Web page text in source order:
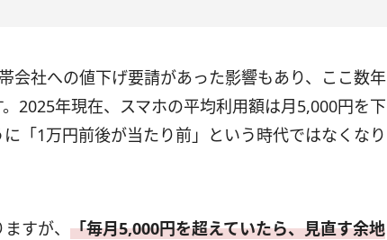
会社への値下げ要請があった影響もあり、ここ数年
2025年現在、スマホの平均利用額は月5,000円を下
「1万円前後が当たり前」という時代ではなくなり
すが、 「毎月5,000円を超えていたら、見直す余地